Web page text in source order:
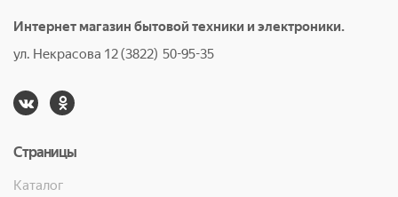
Интернет магазин бытовой техники и электроники.
ул. Некрасова 12 (3822) 50-95-35
Страницы
Каталог